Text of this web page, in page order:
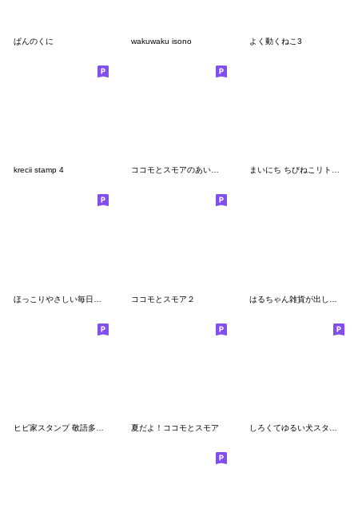
ぱんのくに wakuwaku isono よく動くねこ3
krecii stamp 4 ココモとスモアのあいさつスタンプ まいにち ちびねこリトルスターズ
ココモとスモア２
夏だよ！ココモとスモア